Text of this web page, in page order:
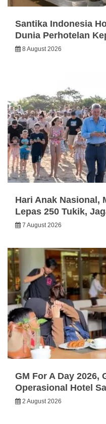
Santika Indonesia
Dunia Perhotelan
8 August 2026
Hari Anak Nasional,
Lepas 250 Tukik,
7 August 2026
GM For A Day 2026,
Operasional Hotel
2 August 2026